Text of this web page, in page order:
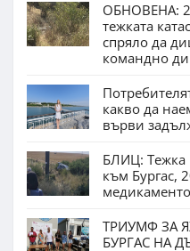
ОБНОВЕНА:
тежката
спряло да
командно
какво да
върви
БЛИЦ: Тежка
към Бургас,
ТРИУМФ ЗА
БУРГАС НА